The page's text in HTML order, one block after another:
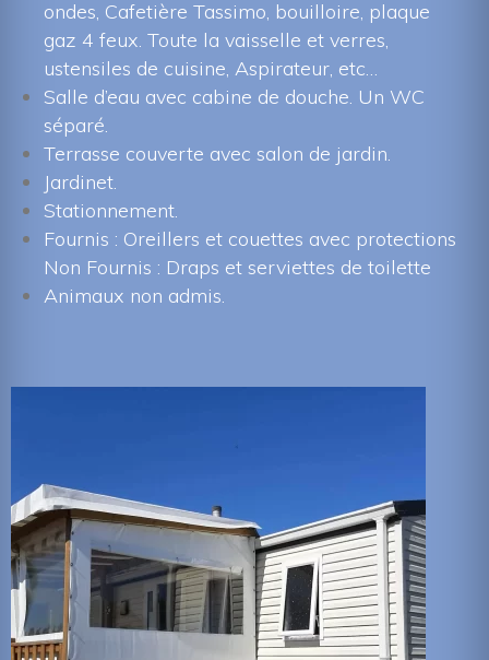
ondes, Cafetière Tassimo, bouilloire, plaque
gaz 4 feux. Toute la vaisselle et verres,
ustensiles de cuisine, Aspirateur, etc…
Salle d’eau avec cabine de douche. Un WC
éparé.
Terrasse couverte avec salon de jardin.
Jardinet.
Stationnement.
Fournis : Oreillers et couettes avec protection
Non Fournis : Draps et serviettes de toilette
Animaux non admis.